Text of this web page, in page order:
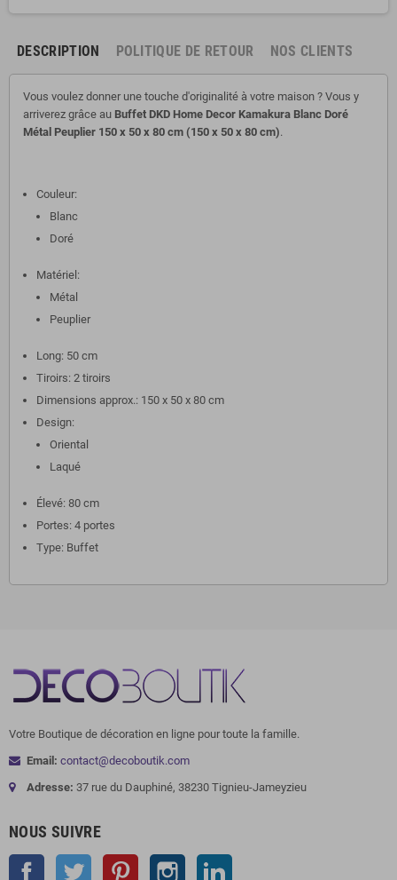
DESCRIPTION POLITIQUE DE RETOUR NOS CLIENTS
Vous voulez donner une touche d'originalité à votre maison ? Vous y
arriverez grâce au Buffet DKD Home Decor Kamakura Blanc Doré
Métal Peuplier 150 x 50 x 80 cm (150 x 50 x 80 cm).
Couleur:
Blanc
Doré
Matériel:
Métal
Peuplier
Long: 50 cm
Tiroirs: 2 tiroirs
Dimensions approx.: 150 x 50 x 80 cm
Design:
Oriental
Laqué
Élevé: 80 cm
Portes: 4 portes
Type: Buffet
Votre Boutique de décoration en ligne pour toute la famille.
Email: contact@decoboutik.com
Adresse: 37 rue du Dauphiné, 38230 Tignieu-Jameyzieu
NOUS SUIVRE
Facebook Twitter Pinterest Instagram